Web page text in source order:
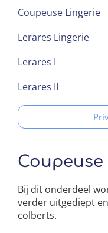
Coupeuse Lingerie
Lerares Lingerie
Lerares I
Lerares II
Coupeuse
Bij dit onderdeel
verder uitgediept
colberts.